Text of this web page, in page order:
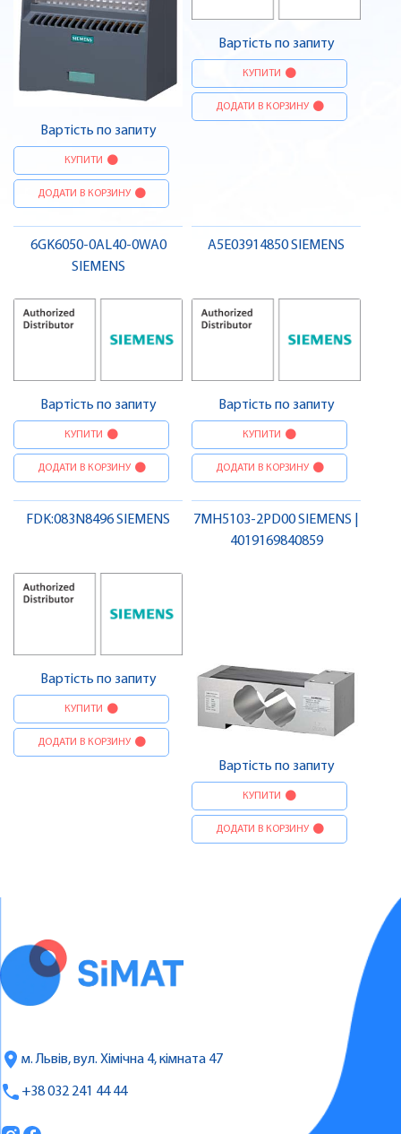
Вартість по запиту
КУПИТИ
ДОДАТИ В КОРЗИНУ
Вартість по запиту
КУПИТИ
ДОДАТИ В КОРЗИНУ
6GK6050-0AL40-0WA0
SIEMENS
Вартість по запиту
КУПИТИ
ДОДАТИ В КОРЗИНУ
A5E03914850 SIEMENS
Вартість по запиту
КУПИТИ
ДОДАТИ В КОРЗИНУ
FDK:083N8496 SIEMENS
Вартість по запиту
КУПИТИ
ДОДАТИ В КОРЗИНУ
7MH5103-2PD00 SIEMENS |
4019169840859
Вартість по запиту
КУПИТИ
ДОДАТИ В КОРЗИНУ
м. Львів, вул. Хімічна 4, кімната 47
+38 032 241 44 44